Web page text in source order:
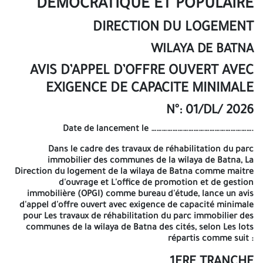
TERRAIN MAAREF A BATNA Travaux de peinture 27 CITE 168
LOGEMENTS CPA- ECOTEC A BATNA Travaux de peinture 28 CITE 40
LOGEMENTS A BATNA Travaux de peinture 29 CITE 46 LOGEMENTS
EDUCATION A BATNA Travaux de peinture 30 CITE 30 LOGEMENTS
EDUCATION A BATNA Travaux de peinture 31 SALLE D'EXPOSITION
ASHAR CENTRE-VILLE A BATNA Travaux de peinture + réflection
façade 32 CITE 40 LOGEMENTS DGSN BATNA Travaux de peinture
33 CITE 15+15 LOGEMENTS (SANTE + EDUCATION) A BATNA Travaux
peinture 35 CITE 160/300 SONATIB A (ILOT 01) REFREFCTION DES
DES VIDES SANITAIRE 37 CITE 130/350 LOGTS PAF ILOT 01
REFREFCTION DES VIDES SANITAIRE 38 CITE 130/350 LOGTS PAF
ILOT 01 REFREFCTION DES VIDES SANITAIRE 39 CITE 180/350 LOGTS
PAF ILOT 02 REFREFCTION DES VIDES SANITAIRE Le cahier des
charges relatif à ce projet doit être retiré contre paiement de
1.500,00 DA auprès de : L'Office de Promotion et de Gestion
Immobilière de Batna Cité An-nasr ex terrain SAP Batna. Tél : 033
27.31.34-033 27.31.35 Les offres doivent être accompagnées des
documents mentionnés ci-dessus conformément au cahier des
charges et déposés à la direction de L'OPGI BATNA (DG) Cité An-
nasr ex terrain SAP BATNA dans enveloppe. L’enveloppe
extérieure anonyme ne devra comporter que la mention : « avis
DEMOCRATIQUE ET POPULAIRE
DIRECTION DU LOGEMENT
WILAYA DE BATNA
AVIS D’APPEL D’OFFRE OUVERT AVEC
EXIGENCE DE CAPACITE MINIMALE
N°: 01/DL/ 2026
Date de lancement le ………………………………………………….
Dans le cadre des travaux de réhabilitation du parc
immobilier des communes de la wilaya de Batna, La
Direction du logement de la wilaya de Batna comme maitre
d'ouvrage et L'office de promotion et de gestion
immobilière (OPGI) comme bureau d'étude, lance un avis
d'appel d'offre ouvert avec exigence de capacité minimale
pour Les travaux de réhabilitation du parc immobilier des
communes de la wilaya de Batna des cités, selon Les lots
répartis comme suit :